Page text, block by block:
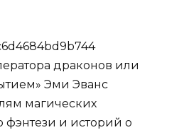
драконов или
Эми Эванс
магических
фэнтези и историй о